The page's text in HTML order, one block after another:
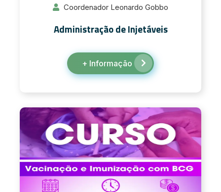
Coordenador Leonardo Gobbo
Administração de Injetáveis
+ Informação